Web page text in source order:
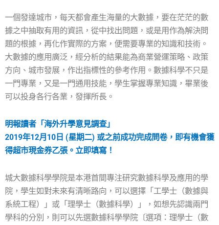
一個發達城市，每天都會產生海量的大數據，要在茫茫的數
據之中抽取有用的資訊，從中找出問題，或是用作為解決問
題的根據，再化作實際的方案，便需要專業的知識和技術。
大數據的應用廣泛，經分析的結果能為商業營運策略、政策
方向、城市發展，作出指標性的參考作用。數據科學不只是
一門專業，又是一門通用技能，學生掌握專業知識，畢業後
可以投身各行各業，發揮所長。
明報讀者「海外升學意見調查」
2019年12月10日 (星期二) 或之前成功完成問卷，即有機會獲
得超市現金券乙張。立即填寫！
城大數據科學學院是本港首間專注研究數據科學及應用的學
院，學生如對未來有清晰路向，可以選擇「工學士（數據與
系統工程）」或「理學士（數據科學）」，如想先認識兩門
學科的分別，則可以先選數據科學學院〔選項：理學士（數